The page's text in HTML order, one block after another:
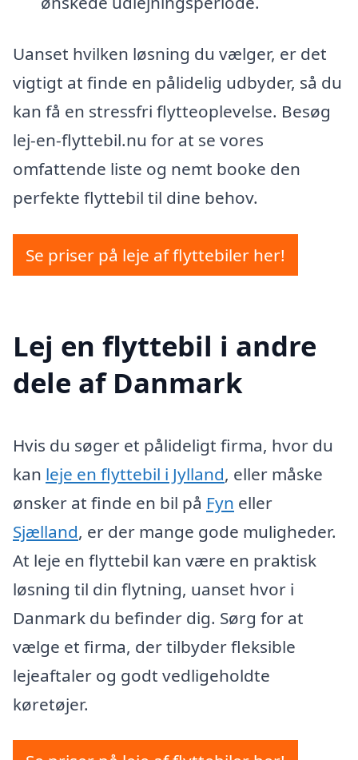
Uanset hvilken løsning du vælger, er det
vigtigt at finde en pålidelig udbyder, så du
kan få en stressfri flytteoplevelse. Besøg
lej-en-flyttebil.nu for at se vores
omfattende liste og nemt booke den
perfekte flyttebil til dine behov.
Se priser på leje af flyttebiler her!
Lej en flyttebil i andre
dele af Danmark
Hvis du søger et pålideligt firma, hvor du
kan leje en flyttebil i Jylland, eller måske
ønsker at finde en bil på Fyn eller
Sjælland, er der mange gode muligheder.
At leje en flyttebil kan være en praktisk
løsning til din flytning, uanset hvor i
Danmark du befinder dig. Sørg for at
vælge et firma, der tilbyder fleksible
lejeaftaler og godt vedligeholdte
køretøjer.